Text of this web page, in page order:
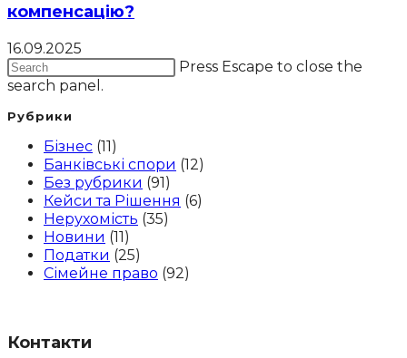
компенсацію?
16.09.2025
Press Escape to close the
search panel.
Рубрики
Бізнес (11)
Банківські спори (12)
Без рубрики (91)
Кейси та Рішення (6)
Нерухомість (35)
Новини (11)
Податки (25)
Сімейне право (92)
Контакти